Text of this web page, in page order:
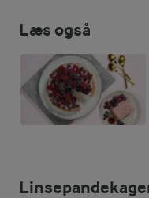
Læs også